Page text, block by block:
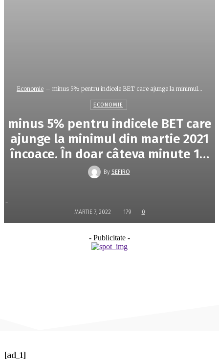
Economie minus 5% pentru indicele BET care ajunge la minimul...
ECONOMIE
minus 5% pentru indicele BET care
ajunge la minimul din martie 2021
încoace. În doar câteva minute 1…
By SEFIRO
-
MARTIE 7, 2022 179 0
- Publicitate -
[ad_1]